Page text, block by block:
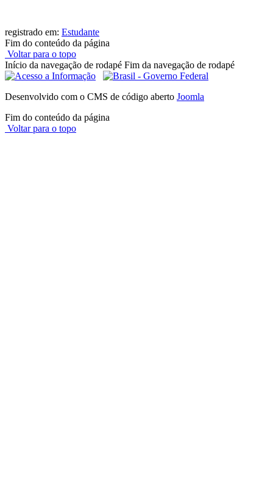
registrado em: Estudante
Fim do conteúdo da página
Voltar para o topo
Início da navegação de rodapé Fim da navegação de rodapé
Desenvolvido com o CMS de código aberto Joomla
Fim do conteúdo da página
Voltar para o topo